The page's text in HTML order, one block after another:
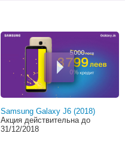
Samsung Galaxy J6 (2018)
Акция действительна до
31/12/2018